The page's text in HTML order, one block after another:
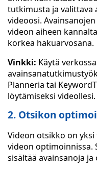
tutkimusta ja valittava
videoosi.
videon aiheen
korkea hakuarvosana.
Vinkki: Käytä
Planneria tai
löytämiseksi videollesi.
2. Otsikon
Videon otsikko on
videon optimoinnissa.
sisältää avainsanoja